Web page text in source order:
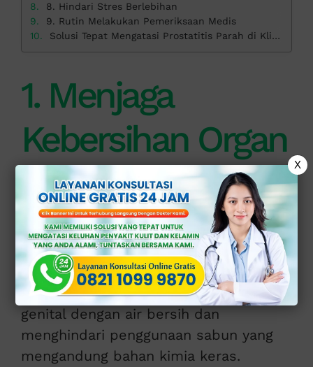
8. Hindari Stres Berlebihan
9. Rutin Melakukan Pemeriksaan Medis
Solusi Tepat Mengatasi Prostatitis Parah di Klinik Apollo
1. Menjaga
Kebersihan Organ
Intim
Kebersihan organ intim sangat penting
untuk mencegah infeksi bakteri yang
dapat memicu prostatitis.
Pastikan untuk selalu mencuci area
genital dengan air bersih dan
menghindari penggunaan sabun yang
mengandung bahan kimia keras.
X